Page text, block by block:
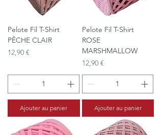
Pelote Fil T-Shirt
PÊCHE CLAIR
Prix
12,90 €
Ajouter au panier
Pelote Fil T-Shirt
ROSE
MARSHMALLOW
Prix
12,90 €
Ajouter au panier